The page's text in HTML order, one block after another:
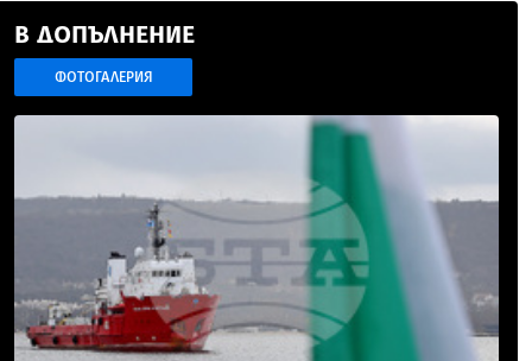
В ДОПЪЛНЕНИЕ
ФОТОГАЛЕРИЯ